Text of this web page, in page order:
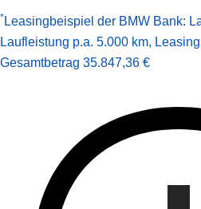
* Leasingbeispiel der BMW Bank:
Laufleistung p.a. 5.000 km,
Gesamt­betrag 35.847,36 €